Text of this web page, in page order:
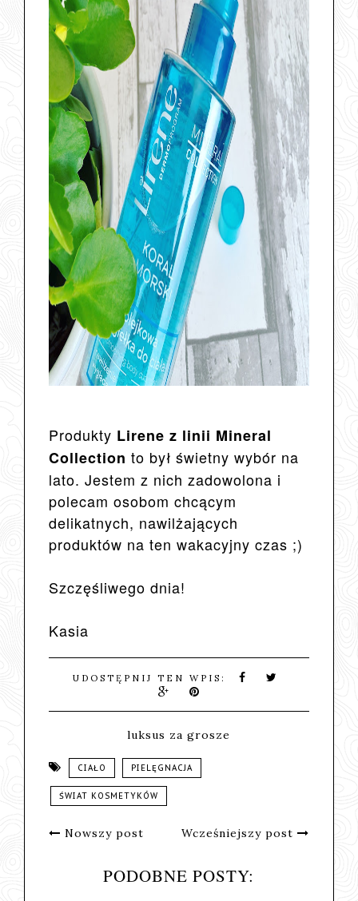
Produkty Lirene z linii Mineral
Collection to był świetny wybór na
lato. Jestem z nich zadowolona i
polecam osobom chcącym
delikatnych, nawilżających
produktów na ten wakacyjny czas ;)
Szczęśliwego dnia!
Kasia
UDOSTĘPNIJ TEN WPIS:
luksus za grosze
CIAŁO PIELĘGNACJA
ŚWIAT KOSMETYKÓW
Nowszy post Wcześniejszy post
PODOBNE POSTY: